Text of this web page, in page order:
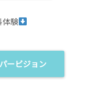
体験
ービジョン